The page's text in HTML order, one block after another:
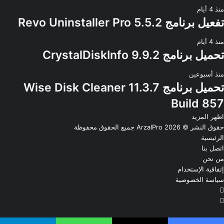
منذ 4 أيام
تفعيل برنامج Revo Uninstaller Pro 5.5.2
منذ 4 أيام
تحميل برنامج CrystalDiskInfo 9.9.2
منذ أسبوعين
تحميل برنامج Wise Disk Cleaner 11.3.7
Build 857
اظهر المزيد
حقوق النشر © 2026
ArzalPro جميع الحقوق محفوظة
الرئيسية
اتصل بنا
من نحن
إتفاقية الإستخدام
سياسة الخصوصية